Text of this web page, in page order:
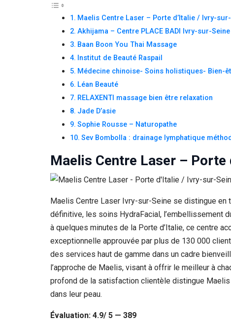
Maelis Centre Laser – Porte d’Italie / Ivry-
Akhijama – Centre PLACE BADI Ivry-sur-Seine
Baan Boon You Thai Massage
Institut de Beauté Raspail
Médecine chinoise- Soins holistiques-
Léan Beauté
RELAXENTI massage bien être relaxation
Jade D’asie
Sophie Rousse – Naturopathe
Sev Bombolla : drainage lymphatique
Maelis Centre Laser –
Maelis Centre Laser Ivry-sur-Seine se distingue
définitive, les soins HydraFacial, l’embellissement
à quelques minutes de la Porte d’Italie, ce centre
exceptionnelle approuvée par plus de 130 000
des services haut de gamme dans un cadre
l’approche de Maelis, visant à offrir le meilleur à
profond de la satisfaction clientèle distingue
dans leur peau.
Évaluation: 4.9/ 5 — 389
Experience
fonctionnalités
votre intérêt et
comportement
visitez notre
chances de
contenu et des
personnalisés.